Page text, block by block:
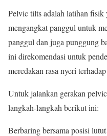
Pelvic tilts adalah latihan fisik
mengangkat panggul untuk
panggul dan juga punggung
ini direkomendasi untuk
meredakan rasa nyeri
Untuk jalankan gerakan pelvic
langkah-langkah berikut ini:
Berbaring bersama posisi